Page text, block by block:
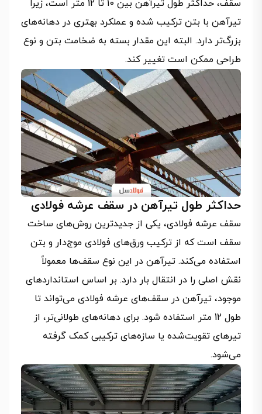
سقف، حداکثر طول تیرآهن بین 10 تا 12 متر است، زیرا
تیرآهن با بتن ترکیب شده و عملکرد بهتری در دهانه‌های
بزرگ‌تر دارد. البته این مقدار بسته به ضخامت بتن و نوع
طراحی ممکن است تغییر کند.
حداکثر طول تیرآهن در سقف عرشه فولادی
سقف عرشه فولادی، یکی از جدیدترین روش‌های ساخت
سقف است که از ترکیب ورق‌های فولادی موج‌دار و بتن
استفاده می‌کند. تیرآهن در این نوع سقف‌ها معمولاً
نقش اصلی را در انتقال بار دارد. بر اساس استانداردهای
موجود، تیرآهن در سقف‌های عرشه فولادی می‌تواند تا
طول 12 متر استفاده شود. برای دهانه‌های طولانی‌تر، از
تیرهای تقویت‌شده یا سازه‌های ترکیبی کمک گرفته
می‌شود.